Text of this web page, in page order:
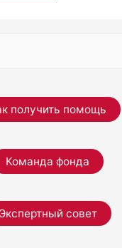
получить помощь
Команда фонда
Экспертный совет